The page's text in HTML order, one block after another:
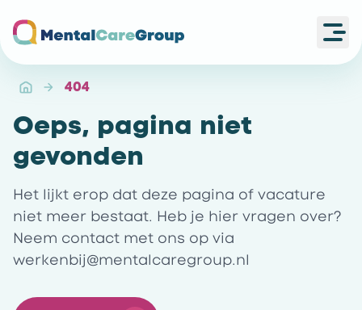
404
Oeps, pagina niet
gevonden
Het lijkt erop dat deze pagina of vacature
niet meer bestaat. Heb je hier vragen over?
Neem contact met ons op via
werkenbij@mentalcaregroup.nl